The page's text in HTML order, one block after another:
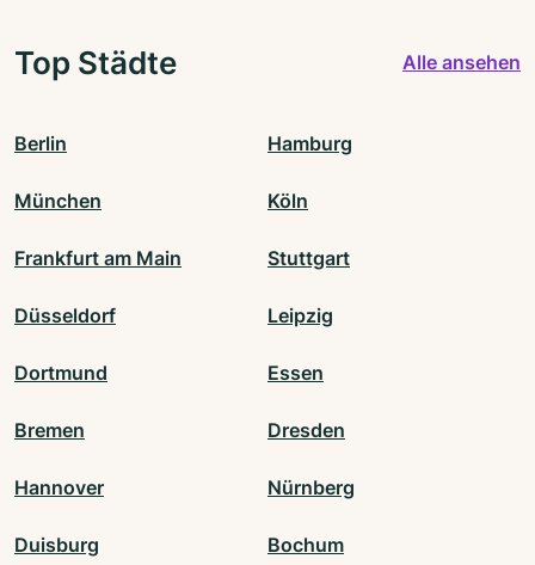
Top Städte Alle ansehen
Berlin Hamburg
München Köln
Frankfurt am Main Stuttgart
Düsseldorf Leipzig
Dortmund Essen
Bremen Dresden
Hannover Nürnberg
Duisburg Bochum